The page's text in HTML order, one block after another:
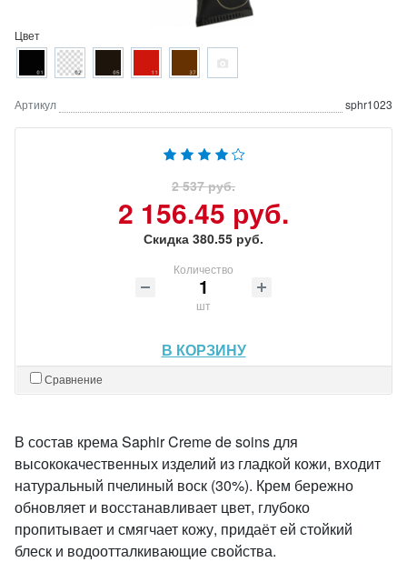
Цвет
Артикул sphr1023
2 537 руб.
2 156.45 руб.
Скидка 380.55 руб.
Количество
шт
В КОРЗИНУ
Сравнение
В состав крема Saphir Creme de soins для
высококачественных изделий из гладкой кожи, входит
натуральный пчелиный воск (30%). Крем бережно
обновляет и восстанавливает цвет, глубоко
пропитывает и смягчает кожу, придаёт ей стойкий
блеск и водоотталкивающие свойства.